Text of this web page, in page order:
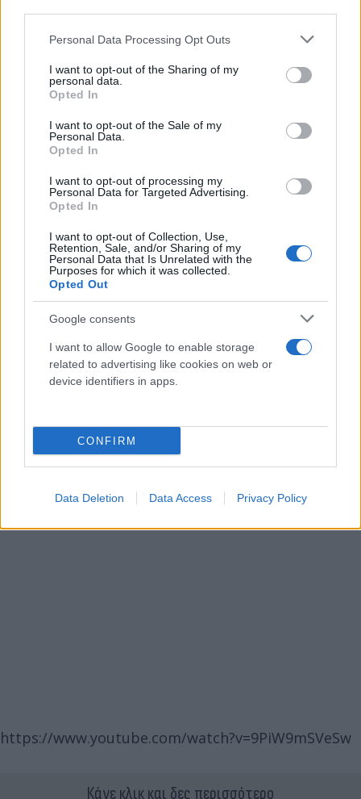
Please note that this website/app uses one or more Google
not limited to your visit or usage behaviour. You may click to
grant or deny consent to Google and its third-party tags to
use your data for below specified purposes in below Google
consent section.
Personal Data Processing Opt Outs
I want to opt-out of the Sharing of my
personal data.
Opted In
I want to opt-out of the Sale of my
Personal Data.
Opted In
I want to opt-out of processing my
Personal Data for Targeted Advertising.
Opted In
I want to opt-out of Collection, Use,
Retention, Sale, and/or Sharing of my
Personal Data that Is Unrelated with the
Purposes for which it was collected.
Opted Out
Google consents
I want to allow Google to enable storage
related to advertising like cookies on web or
device identifiers in apps.
CONFIRM
Data Deletion Data Access Privacy Policy
Όπως τόνισε, «είναι πολύ μεγάλες οι διαφορές των
δυο πιάτων. Και για να μπούμε στην ουσία, είναι
σοβαρά θέματα να αντιμετωπίσουμε μεταξύ
Κύπρου, Ελλάδας και Τουρκίας και ασχολούμαστε
με το κοκορέτσι!».
https://www.youtube.com/watch?v=9PiW9mSVeSw
Κάνε κλικ και δες περισσότερο